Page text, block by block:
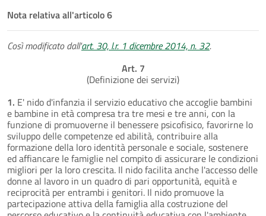
Nota relativa all'articolo 6
Così modificato dall'art. 30, l.r. 1 dicembre 2014, n. 32.
Art. 7
(Definizione dei servizi)
1. E' nido d'infanzia il servizio educativo che accoglie bambini
e bambine in età compresa tra tre mesi e tre anni, con la
funzione di promuoverne il benessere psicofisico, favorirne lo
sviluppo delle competenze ed abilità, contribuire alla
formazione della loro identità personale e sociale, sostenere
ed affiancare le famiglie nel compito di assicurare le condizioni
migliori per la loro crescita. Il nido facilita anche l'accesso delle
donne al lavoro in un quadro di pari opportunità, equità e
reciprocità per entrambi i genitori. Il nido promuove la
partecipazione attiva della famiglia alla costruzione del